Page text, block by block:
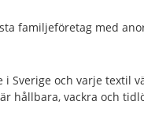
familjeföretag med
Sverige och varje textil
hållbara, vackra och